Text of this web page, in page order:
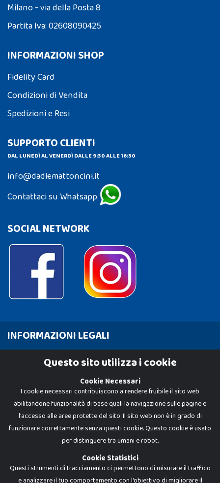
Milano - via della Posta 8
Partita Iva: 02608090425
INFORMAZIONI SHOP
Fidelity Card
Condizioni di Vendita
Spedizioni e Resi
SUPPORTO CLIENTI
DAL LUNEDÌ AL VENERDÌ DALLE 9:30 ALLE 16:30
info@dadiemattoncini.it
Contattaci su Whatsapp
SOCIAL NETWORK
INFORMAZIONI LEGALI
Cookie PolicyQuesto sito utilizza i cookie
Cookie Necessari
I cookie necessari contribuiscono a rendere fruibile il sito web
abilitandone funzionalità di base quali la navigazione sulle pagine e
l'accesso alle aree protette del sito. Il sito web non è in grado di
funzionare correttamente senza questi cookie. Questo cookie è usato
per distinguere tra umani e robot.
Cookie Statistici
Questi strumenti di tracciamento ci permettono di misurare il traffico
e analizzare il tuo comportamento con l'obiettivo di migliorare il